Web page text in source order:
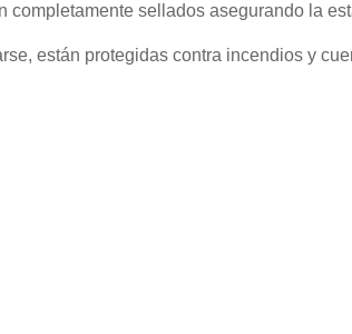
sellados asegurando la
están protegidas contra incendios y